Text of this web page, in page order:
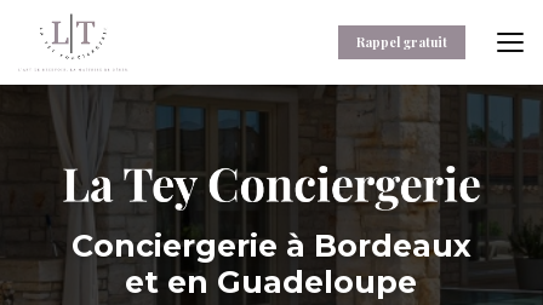
contenu
principal
Rappel gratuit
Conciergerie à Bordeaux
et en Guadeloupe